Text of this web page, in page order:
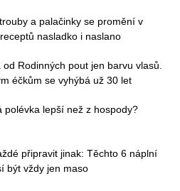
a palačinky se promění v
nasladko i naslano
Rodinných pout jen barvu vlasů.
éčkům se vyhýbá už 30 let
polévka lepší než z hospody?
připravit jinak: Těchto 6 náplní
být vždy jen maso